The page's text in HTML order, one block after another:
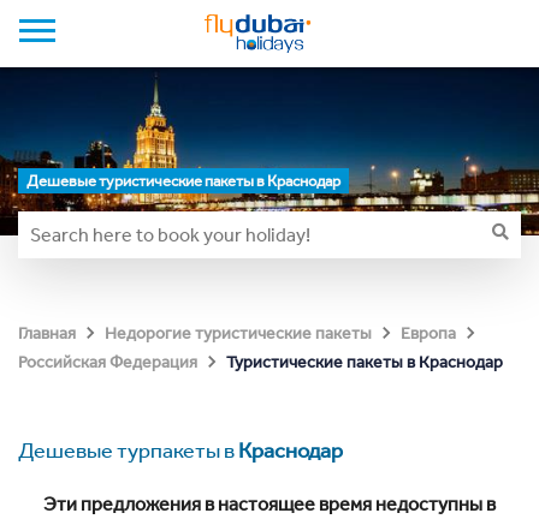
Дешевые туристические пакеты в Краснодар
Главная Недорогие туристические пакеты
Европа
Российская Федерация
Туристические пакеты в Краснодар
Дешевые турпакеты вКраснодар
Эти предложения в настоящее время недоступны в